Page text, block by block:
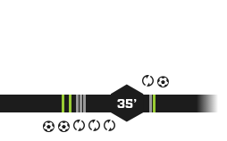
35’